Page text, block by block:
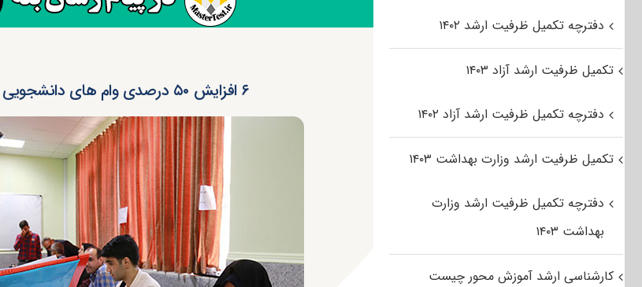
۶ افزایش ۵۰ درصدی وام های دانشجویی سال ۱۴۰۳
دفترچه تکمیل ظرفیت ارشد ۱۴۰۲
تکمیل ظرفیت ارشد آزاد ۱۴۰۳
دفترچه تکمیل ظرفیت ارشد آزاد ۱۴۰۲
تکمیل ظرفیت ارشد وزارت بهداشت ۱۴۰۳
دفترچه تکمیل ظرفیت ارشد وزارت
بهداشت ۱۴۰۳
کارشناسی ارشد آموزش محور چیست